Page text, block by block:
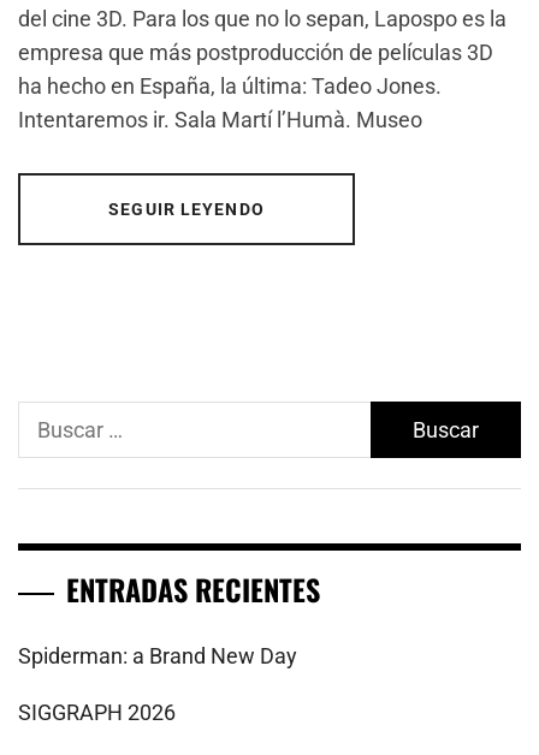
del cine 3D. Para los que no lo sepan, Lapospo es la
empresa que más postproducción de películas 3D
ha hecho en España, la última: Tadeo Jones.
Intentaremos ir. Sala Martí l’Humà. Museo
SEGUIR LEYENDO
Buscar:
ENTRADAS RECIENTES
Spiderman: a Brand New Day
SIGGRAPH 2026